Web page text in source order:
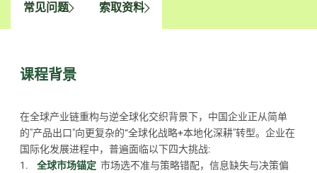
常见问题 索取资料
课程背景
在全球产业链重构与逆全球化交织背景下，中国企业正从简单
的"产品出口"向更复杂的“全球化战略+本地化深耕"转型。企业在
国际化发展进程中，普遍面临以下四大挑战:
1.全球市场锚定市场选不准与策略错配，信息缺失与决策偏